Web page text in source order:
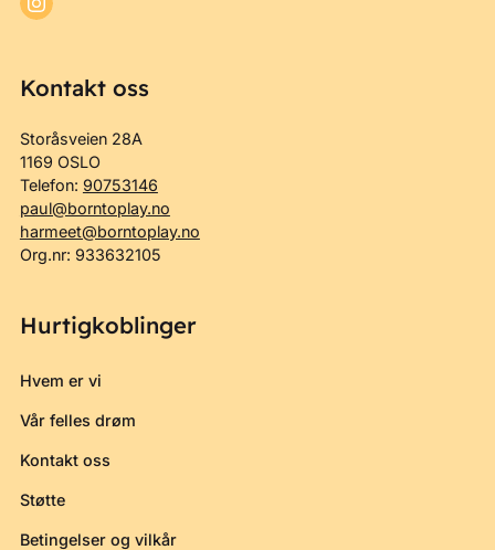
Kontakt oss
Storåsveien 28A
1169 OSLO
Telefon: 90753146
paul@borntoplay.no
harmeet@borntoplay.no
Org.nr: 933632105
Hurtigkoblinger
Hvem er vi
Vår felles drøm
Kontakt oss
Støtte
Betingelser og vilkår